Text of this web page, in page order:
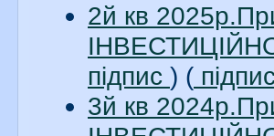
2й кв
підпис ) (
3й кв